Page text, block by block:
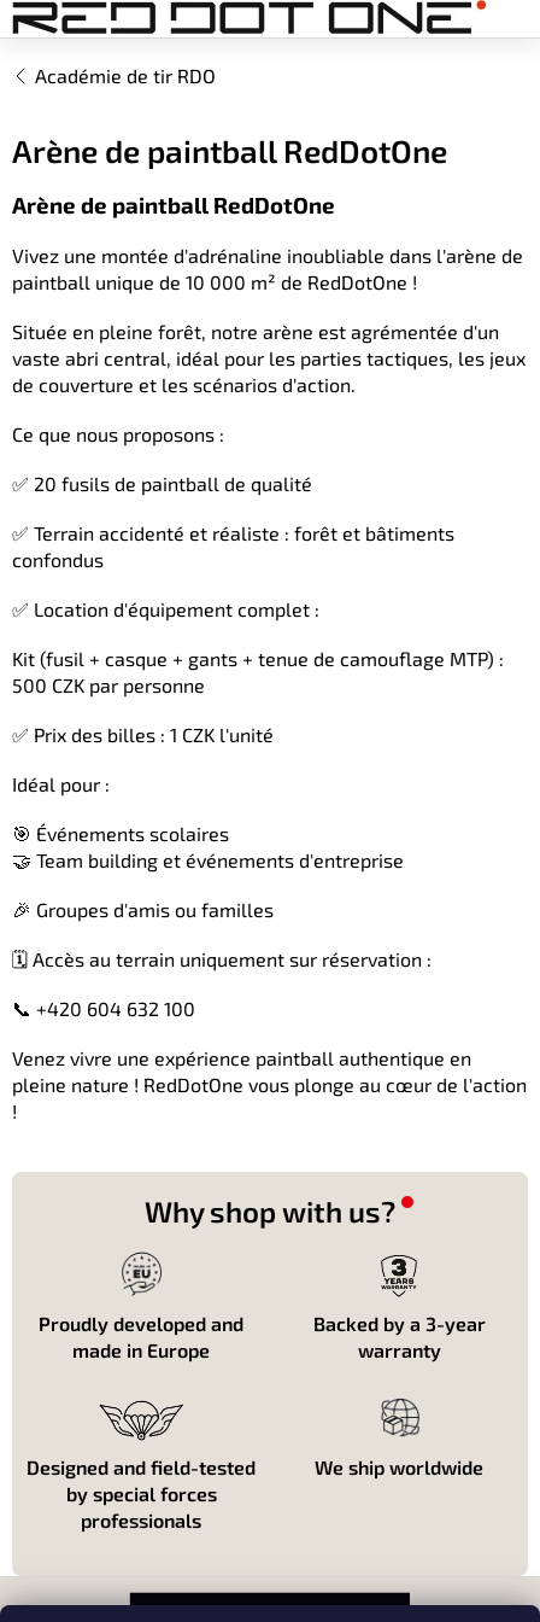
Aller
au
contenuAcadémie de tir RDO
Arène de paintball RedDotOne
Arène de paintball RedDotOne
Vivez une montée d'adrénaline inoubliable dans l'arène de
paintball unique de 10 000 m² de RedDotOne !
Située en pleine forêt, notre arène est agrémentée d'un
vaste abri central, idéal pour les parties tactiques, les jeux
de couverture et les scénarios d'action.
Ce que nous proposons :
✅ 20 fusils de paintball de qualité
✅ Terrain accidenté et réaliste : forêt et bâtiments
confondus
✅ Location d'équipement complet :
Kit (fusil + casque + gants + tenue de camouflage MTP) :
500 CZK par personne
✅ Prix des billes : 1 CZK l'unité
Idéal pour :
🎯 Événements scolaires
🤝 Team building et événements d'entreprise
🎉 Groupes d'amis ou familles
🗓️ Accès au terrain uniquement sur réservation :
📞 +420 604 632 100
Venez vivre une expérience paintball authentique en
pleine nature ! RedDotOne vous plonge au cœur de l'action
!
Why shop with us?
Proudly developed and
made in Europe
Backed by a 3-year
warranty
Designed and field-tested
by special forces
professionals
We ship worldwide
i